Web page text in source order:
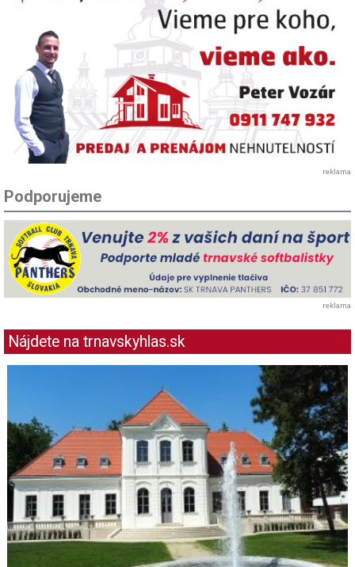
reklama
Podporujeme
reklama
Nájdete na trnavskyhlas.sk